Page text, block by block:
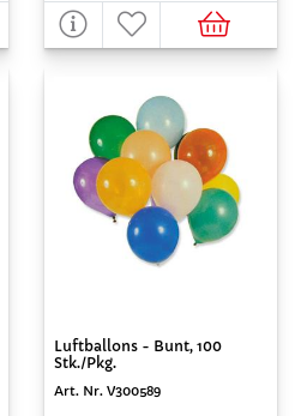
Luftballons - Bunt, 100
Stk./Pkg.
Art. Nr. V300589